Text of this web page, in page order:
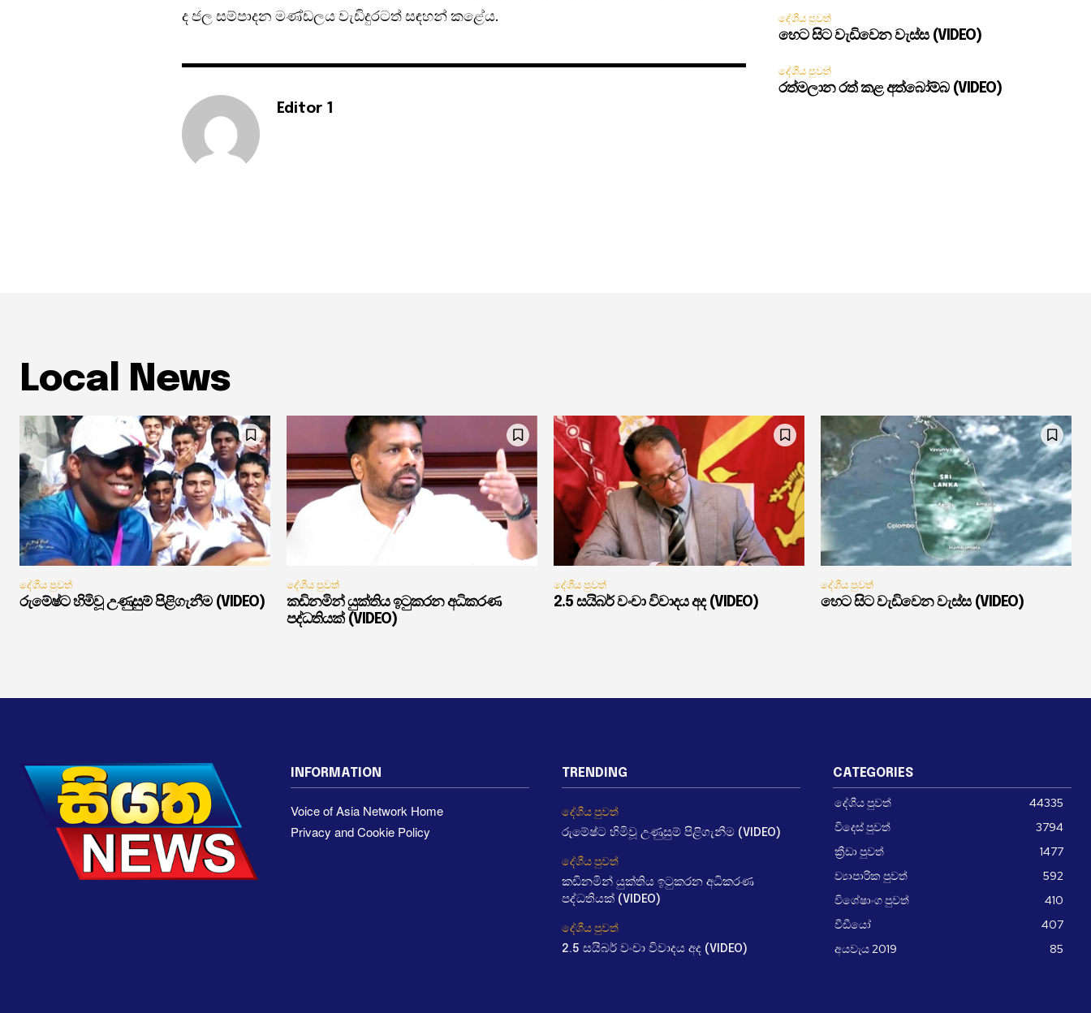
ද ජල සම්පාදන මණ්ඩලය වැඩිදුරටත් සඳහන් කළේය.
Editor 1
දේශීය පුවත්
හෙට සිට වැඩිවෙන වැස්ස (VIDEO)
දේශීය පුවත්
රත්මලාන රත් කළ අත්බෝම්බ (VIDEO)
Local News
දේශීය පුවත්
රුමේෂ්ට හිමිවූ උණුසුම් පිළිගැනීම (VIDEO)
දේශීය පුවත්
කඩිනමින් යුක්තිය ඉටුකරන අධිකරණ
පද්ධතියක් (VIDEO)
දේශීය පුවත්
2.5 සයිබර් වංචා විවාදය අද (VIDEO)
දේශීය පුවත්
හෙට සිට වැඩිවෙන වැස්ස (VIDEO)
INFORMATION
Voice of Asia Network Home
Privacy and Cookie Policy
TRENDING
දේශීය පුවත්
රුමේෂ්ට හිමිවූ උණුසුම් පිළිගැනීම (VIDEO)
දේශීය පුවත්
කඩිනමින් යුක්තිය ඉටුකරන අධිකරණ
පද්ධතියක් (VIDEO)
දේශීය පුවත්
2.5 සයිබර් වංචා විවාදය අද (VIDEO)
CATEGORIES
දේශීය පුවත්
44335
විදෙස් පුවත්
3794
ක්‍රීඩා පුවත්
1477
ව්‍යාපාරික පුවත්
592
විශේෂාංග පුවත්
410
වීඩීයෝ
407
අයවැය 2019
85